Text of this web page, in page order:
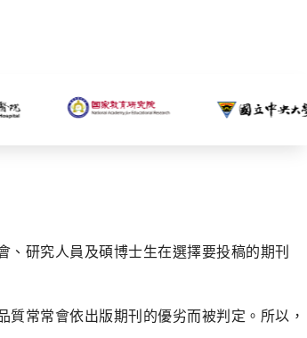
、研究人員及碩博士生在選擇要投稿的期刊
常常會依出版期刊的優劣而被判定。所以，